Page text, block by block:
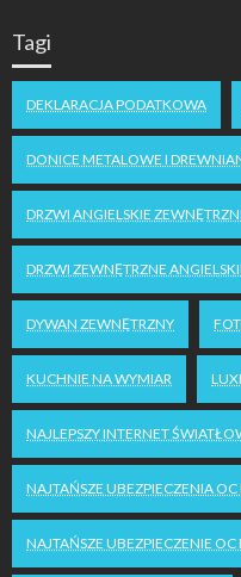
Tagi
DEKLARACJA PODATKOWA
DONICE METALOWE I
DRZWI ANGIELSKIE
DRZWI ZEWNĘTRZNE
DYWAN ZEWNĘTRZNY
KUCHNIE NA WYMIAR
NAJLEPSZY INTERNET
NAJTAŃSZE UBEZPIECZENIA OC
NAJTAŃSZE UBEZPIECZENIE OC